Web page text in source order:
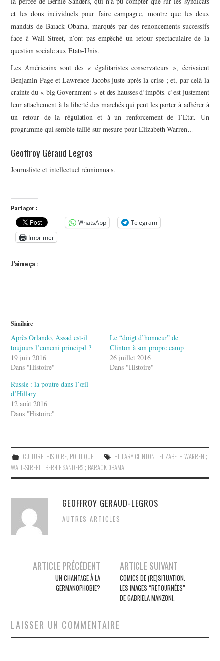
et les dons individuels pour faire campagne, montre que les deux
mandats de Barack Obama, marqués par des renoncements successifs
face à Wall Street, n’ont pas empêché un retour spectaculaire de la
question sociale aux Etats-Unis.
Les Américains sont des « égalitaristes conservateurs », écrivaient
Benjamin Page et Lawrence Jacobs juste après la crise ; et, par-delà la
crainte du « big Government » et des hausses d’impôts, c’est justement
leur attachement à la liberté des marchés qui peut les porter à adhérer à
un retour de la régulation et à un renforcement de l’Etat. Un
programme qui semble taillé sur mesure pour Elizabeth Warren…
Geoffroy Géraud Legros
Journaliste et intellectuel réunionnais.
Partager :
WhatsApp
Telegram
Imprimer
J’aime ça :
Similaire
Après Orlando, Assad est-il
toujours l’ennemi principal ?
19 juin 2016
Dans "Histoire"
Le “doigt d’honneur” de
Clinton à son propre camp
26 juillet 2016
Dans "Histoire"
Russie : la poutre dans l’œil
d’Hillary
12 août 2016
Dans "Histoire"
CULTURE, HISTOIRE, POLITIQUE
HILLARY CLINTON ; ELIZABETH WARREN ;
WALL-STREET ; BERNIE SANDERS ; BARACK OBAMA
GEOFFROY GERAUD-LEGROS
AUTRES ARTICLES
navigation
ARTICLE PRÉCÉDENT
UN CHANTAGE À LA
GERMANOPHOBIE?
ARTICLE SUIVANT
COMICS DE (RE)SITUATION.
LES IMAGES “RETOURNÉES”
DE GABRIELA MANZONI.
LAISSER UN COMMENTAIRE